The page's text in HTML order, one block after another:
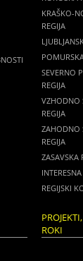
KRAŠKO-
REGIJA
SEVERNO
REGIJA
VZHODNO
REGIJA
ZAHODNO
REGIJA
ZASAVSKA
REGIJSKI
ROKI